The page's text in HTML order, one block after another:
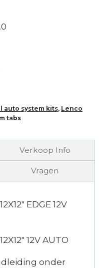
auto system kits, Lenco
tabs
Verkoop Info
Vragen
EDGE 12V
12V AUTO
onder